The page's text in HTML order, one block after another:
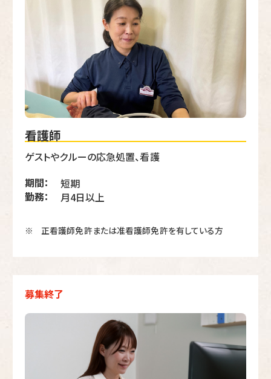
看護師
ゲストやクルーの応急処置、看護
期間：
勤務：
短期
月4日以上
※ 正看護師免許または准看護師免許を有している方
募集終了